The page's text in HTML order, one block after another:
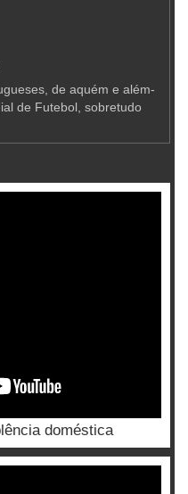
de aquém e além-
de Futebol, sobretudo
doméstica